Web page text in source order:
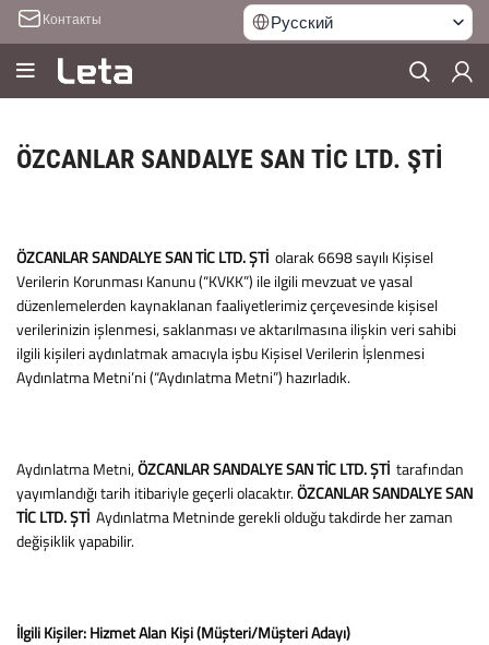
Контакты Русский
ÖZCANLAR SANDALYE SAN TİC LTD. ŞTİ
ÖZCANLAR SANDALYE SAN TİC LTD. ŞTİ olarak 6698 sayılı Kişisel
Verilerin Korunması Kanunu (“KVKK”) ile ilgili mevzuat ve yasal
düzenlemelerden kaynaklanan faaliyetlerimiz çerçevesinde kişisel
verilerinizin işlenmesi, saklanması ve aktarılmasına ilişkin veri sahibi
ilgili kişileri aydınlatmak amacıyla işbu Kişisel Verilerin İşlenmesi
Aydınlatma Metni’ni (“Aydınlatma Metni”) hazırladık.
Aydınlatma Metni,ÖZCANLAR SANDALYE SAN TİC LTD. ŞTİ tarafından
yayımlandığı tarih itibariyle geçerli olacaktır.ÖZCANLAR SANDALYE SAN
TİC LTD. ŞTİ Aydınlatma Metninde gerekli olduğu takdirde her zaman
değişiklik yapabilir.
İlgili Kişiler:Hizmet Alan Kişi (Müşteri/Müşteri Adayı)